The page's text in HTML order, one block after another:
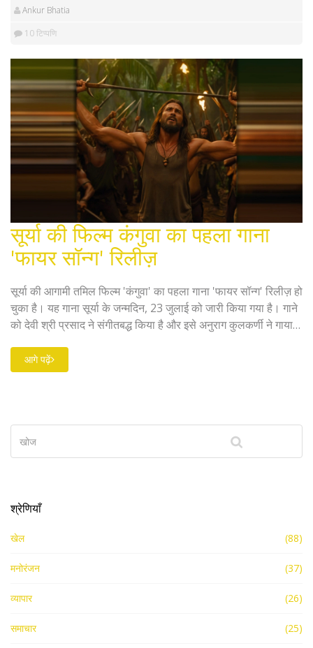
Ankur Bhatia
10 टिप्पणि
सूर्या की फिल्म कंगुवा का पहला गाना
'फायर सॉन्ग' रिलीज़
सूर्या की आगामी तमिल फिल्म 'कंगुवा' का पहला गाना 'फायर सॉन्ग' रिलीज़ हो
चुका है। यह गाना सूर्या के जन्मदिन, 23 जुलाई को जारी किया गया है। गाने
को देवी श्री प्रसाद ने संगीतबद्ध किया है और इसे अनुराग कुलकर्णी ने गाया
आगे पढ़ें
श्रेणियाँ
खेल (88)
मनोरंजन (37)
व्यापार (26)
समाचार (25)